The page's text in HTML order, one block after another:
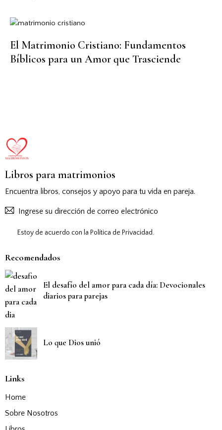
El Matrimonio Cristiano: Fundamentos
Bíblicos para un Amor que Trasciende
Libros para matrimonios
Encuentra libros, consejos y apoyo para tu vida en pareja.
Estoy de acuerdo con la Política de Privacidad.
Recomendados
El desafío del amor para cada día: Devocionales
diarios para parejas
Lo que Dios unió
Links
Home
Sobre Nosotros